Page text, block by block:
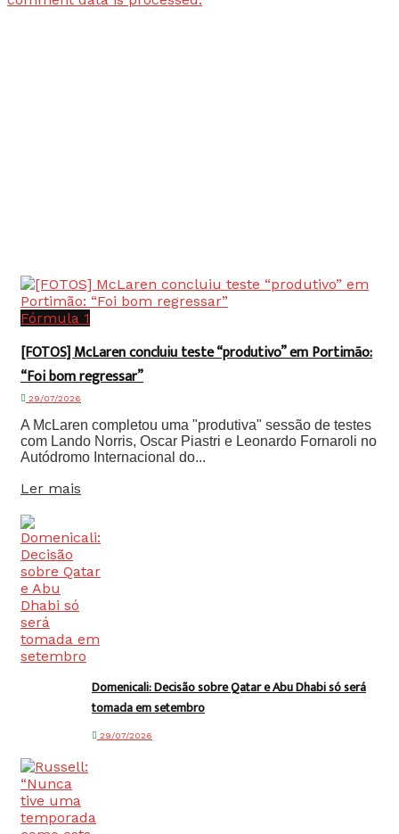
Fórmula 1
[FOTOS] McLaren concluiu teste “produtivo” em Portimão:
“Foi bom regressar”
29/07/2026
A McLaren completou uma "produtiva" sessão de testes
com Lando Norris, Oscar Piastri e Leonardo Fornaroli no
Autódromo Internacional do...
Ler mais
Domenicali: Decisão sobre Qatar e Abu Dhabi só será
tomada em setembro
29/07/2026